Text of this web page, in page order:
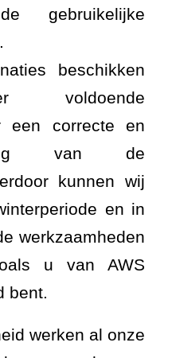
gebruikelijke
beschikken
voldoende
een correcte en
van de
kunnen wij
en in
werkzaamheden
u van AWS
bent.
werken al onze